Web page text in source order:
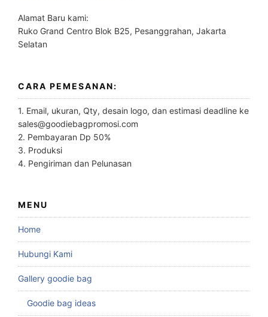
Alamat Baru kami:
Ruko Grand Centro Blok B25, Pesanggrahan, Jakarta
Selatan
CARA PEMESANAN:
1. Email, ukuran, Qty, desain logo, dan estimasi deadline ke
sales@goodiebagpromosi.com
2. Pembayaran Dp 50%
3. Produksi
4. Pengiriman dan Pelunasan
MENU
Home
Hubungi Kami
Gallery goodie bag
Goodie bag ideas